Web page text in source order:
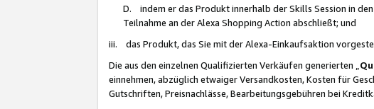
D. indem er das Produkt innerhalb der Skills Session in
Teilnahme an der Alexa Shopping Action abschließt; und
iii. das Produkt, das Sie mit der Alexa-Einkaufsaktion
Die aus den einzelnen Qualifizierten Verkäufen generierten „
einnehmen, abzüglich etwaiger Versandkosten, Kosten für
Gutschriften, Preisnachlässe, Bearbeitungsgebühren bei